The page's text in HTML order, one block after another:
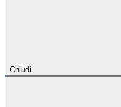
Chiudi